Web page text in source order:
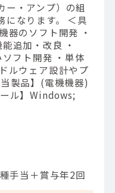
ー・アンプ）の組
になります。 ＜具
器のソフト開発 ・
追加・改良 ・
フト開発 ・単体
ルウェア設計やプ
製品】(電機機器)
ル】Windows;
手当＋賞与年2回